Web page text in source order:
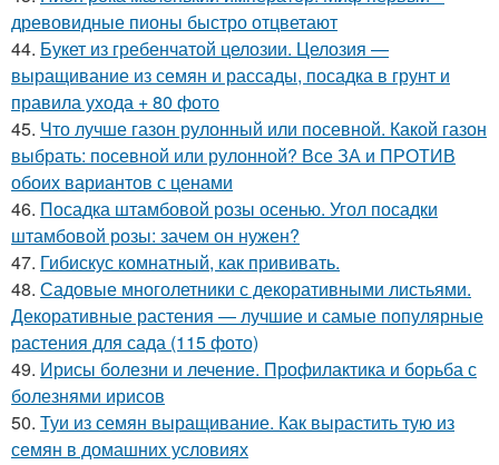
древовидные пионы быстро отцветают
44. Букет из гребенчатой целозии. Целозия —
выращивание из семян и рассады, посадка в грунт и
правила ухода + 80 фото
45. Что лучше газон рулонный или посевной. Какой газон
выбрать: посевной или рулонной? Все ЗА и ПРОТИВ
обоих вариантов с ценами
46. Посадка штамбовой розы осенью. Угол посадки
штамбовой розы: зачем он нужен?
47. Гибискус комнатный, как прививать.
48. Садовые многолетники с декоративными листьями.
Декоративные растения — лучшие и самые популярные
растения для сада (115 фото)
49. Ирисы болезни и лечение. Профилактика и борьба с
болезнями ирисов
50. Туи из семян выращивание. Как вырастить тую из
семян в домашних условиях